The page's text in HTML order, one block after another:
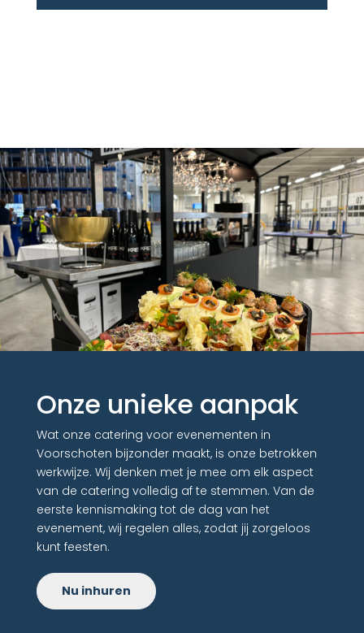
Onze unieke aanpak
Wat onze catering voor evenementen in
Voorschoten bijzonder maakt, is onze betrokken
werkwijze. Wij denken met je mee om elk aspect
van de catering volledig af te stemmen. Van de
eerste kennismaking tot de dag van het
evenement, wij regelen alles, zodat jij zorgeloos
kunt feesten.
Nu inhuren